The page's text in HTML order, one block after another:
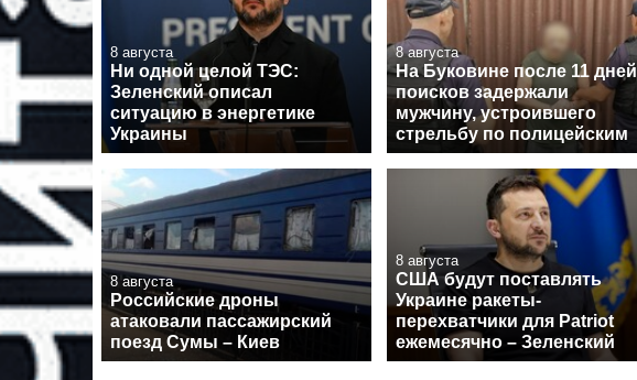
8 августа
Ни одной целой ТЭС:
Зеленский описал
ситуацию в энергетике
Украины
8 августа
На Буковине после 11 дней
поисков задержали
мужчину, устроившего
стрельбу по полицейским
8 августа
Российские дроны
атаковали пассажирский
поезд Сумы – Киев
8 августа
США будут поставлять
Украине ракеты-
перехватчики для Patriot
ежемесячно – Зеленский